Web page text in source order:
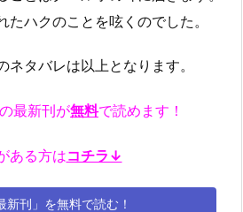
たハクのことを呟くのでした。
ネタバレは以上となります。
最新刊が無料で読めます！
ある方はコチラ↓
新刊」を無料で読む！